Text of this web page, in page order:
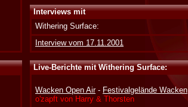
Interviews mit
Withering Surface:
Interview vom 17.11.2001
Live-Berichte mit Withering Surface:
Wacken Open Air- Festivalgelände Wacken
o'zapft von Harry & Thorsten